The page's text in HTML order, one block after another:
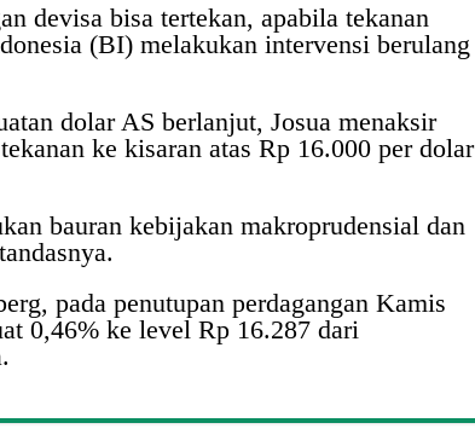
devisa bisa tertekan, apabila tekanan
(BI) melakukan intervensi berulang
dolar AS berlanjut, Josua menaksir
ke kisaran atas Rp 16.000 per dolar
bauran kebijakan makroprudensial dan
pada penutupan perdagangan Kamis
0,46% ke level Rp 16.287 dari